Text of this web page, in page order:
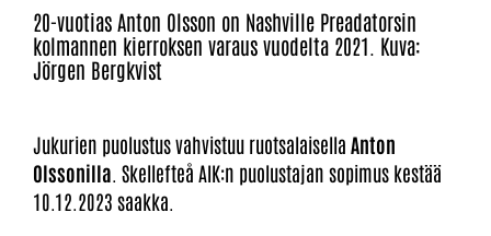
20-vuotias Anton Olsson on Nashville Preadatorsin
kolmannen kierroksen varaus vuodelta 2021. Kuva:
Jörgen Bergkvist
Jukurien puolustus vahvistuu ruotsalaisella Anton
Olssonilla . Skellefteå AIK:n puolustajan sopimus kestää
10.12.2023 saakka.